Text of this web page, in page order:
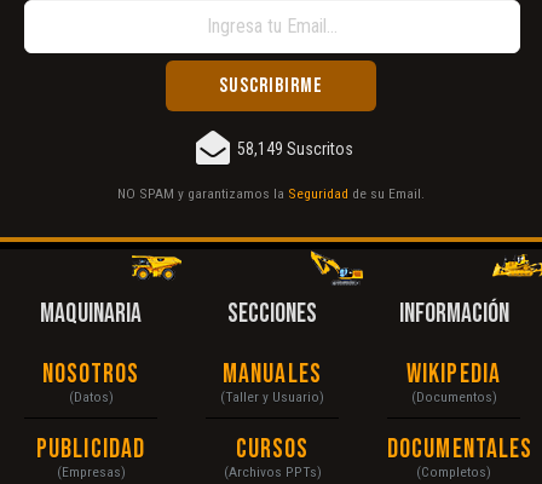
58,149 Suscritos
NO SPAM y garantizamos la Seguridad de su Email.
MAQUINARIA
Nosotros
(Datos)
Publicidad
(Empresas)
SECCIONES
Manuales
(Taller y Usuario)
Cursos
(Archivos PPTs)
INFORMACIÓN
Wikipedia
(Documentos)
Documentales
(Completos)